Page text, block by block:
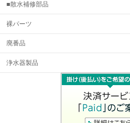
■散水補修部品
裸パーツ
廃番品
浄水器製品